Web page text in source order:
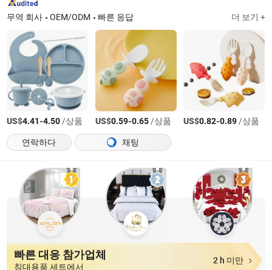
무역 회사 OEM/ODM 빠른 응답 더 보기 +
US$4.41-4.50/상품 US$0.59-0.65/상품 US$0.82-0.89/상품
연락하다
채팅
빠른 대응 참가업체
침대용품 세트에서
2 h 미만